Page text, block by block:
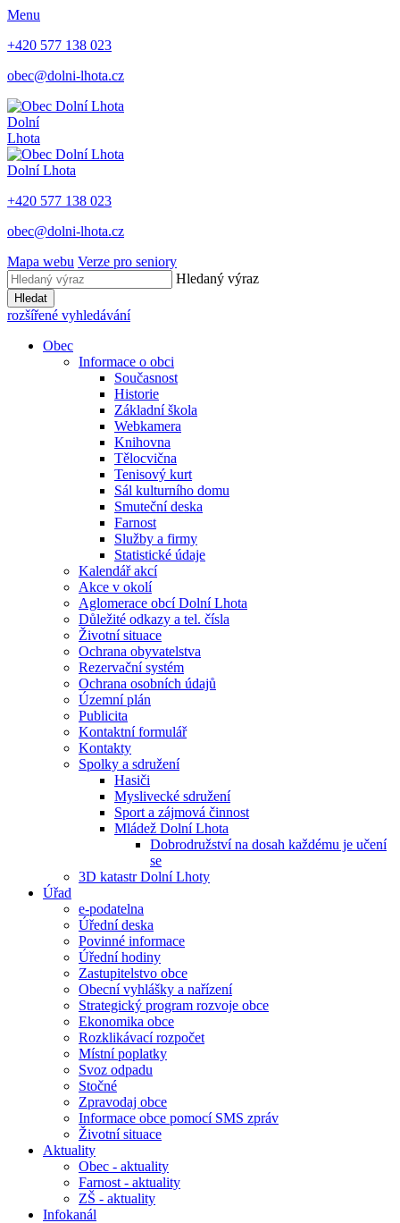
Menu
+420 577 138 023
obec@dolni-lhota.cz
Dolní
Lhota
Dolní Lhota
+420 577 138 023
obec@dolni-lhota.cz
Mapa webu Verze pro seniory
Hledaný výraz
Hledat
rozšířené vyhledávání
Obec
Informace o obci
Současnost
Historie
Základní škola
Webkamera
Knihovna
Tělocvična
Tenisový kurt
Sál kulturního domu
Smuteční deska
Farnost
Služby a firmy
Statistické údaje
Kalendář akcí
Akce v okolí
Aglomerace obcí Dolní Lhota
Důležité odkazy a tel. čísla
Životní situace
Ochrana obyvatelstva
Rezervační systém
Ochrana osobních údajů
Územní plán
Publicita
Kontaktní formulář
Kontakty
Spolky a sdružení
Hasiči
Myslivecké sdružení
Sport a zájmová činnost
Mládež Dolní Lhota
Dobrodružství na dosah každému je učení
se
3D katastr Dolní Lhoty
Úřad
e-podatelna
Úřední deska
Povinné informace
Úřední hodiny
Zastupitelstvo obce
Obecní vyhlášky a nařízení
Strategický program rozvoje obce
Ekonomika obce
Rozklikávací rozpočet
Místní poplatky
Svoz odpadu
Stočné
Zpravodaj obce
Informace obce pomocí SMS zpráv
Životní situace
Aktuality
Obec - aktuality
Farnost - aktuality
ZŠ - aktuality
Infokanál